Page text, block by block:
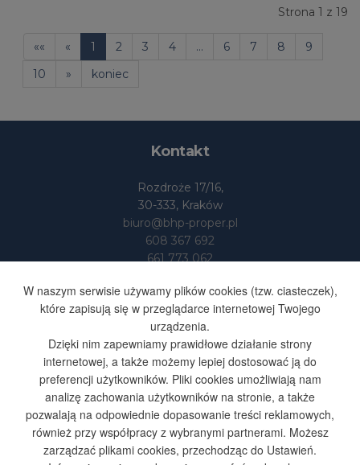
Strona 1 z 19
«« « 1 2 3 4 ... 6 7 8
9
10
» koniec
Kontakt
Rozdroże 17/16,
30-333, Kraków
biuro@bhp-proper.pl
608 367 692
661 773 062
Dane
BHP-PROPER S.SUFA I S-KA
SPÓŁKA JAWNA
NIP 676 251 48 35
REGON 365603164
Ważne: Używamy cookies i podobnych technologii.
W naszym serwisie używamy plików cookies (tzw. ciasteczek),
które zapisują się w przeglądarce internetowej Twojego
urządzenia.
Dzięki nim zapewniamy prawidłowe działanie strony
internetowej, a także możemy lepiej dostosować ją do
preferencji użytkowników. Pliki cookies umożliwiają nam
analizę zachowania użytkowników na stronie, a także
pozwalają na odpowiednie dopasowanie treści reklamowych,
również przy współpracy z wybranymi partnerami. Możesz
zarządzać plikami cookies, przechodząc do Ustawień.